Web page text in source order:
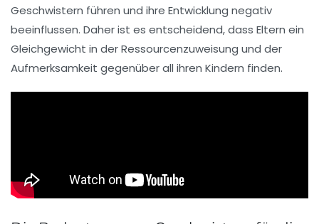
Geschwistern führen und ihre Entwicklung negativ
beeinflussen. Daher ist es entscheidend, dass Eltern ein
Gleichgewicht in derRessourcenzuweisung und der
Aufmerksamkeit gegenüber all ihren Kindern finden.